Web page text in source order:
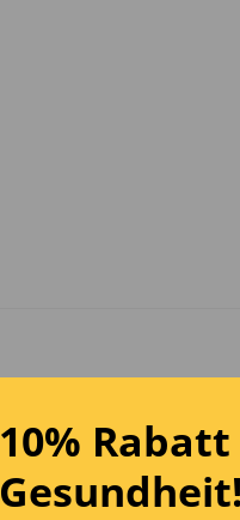
10%
Gesundheit!